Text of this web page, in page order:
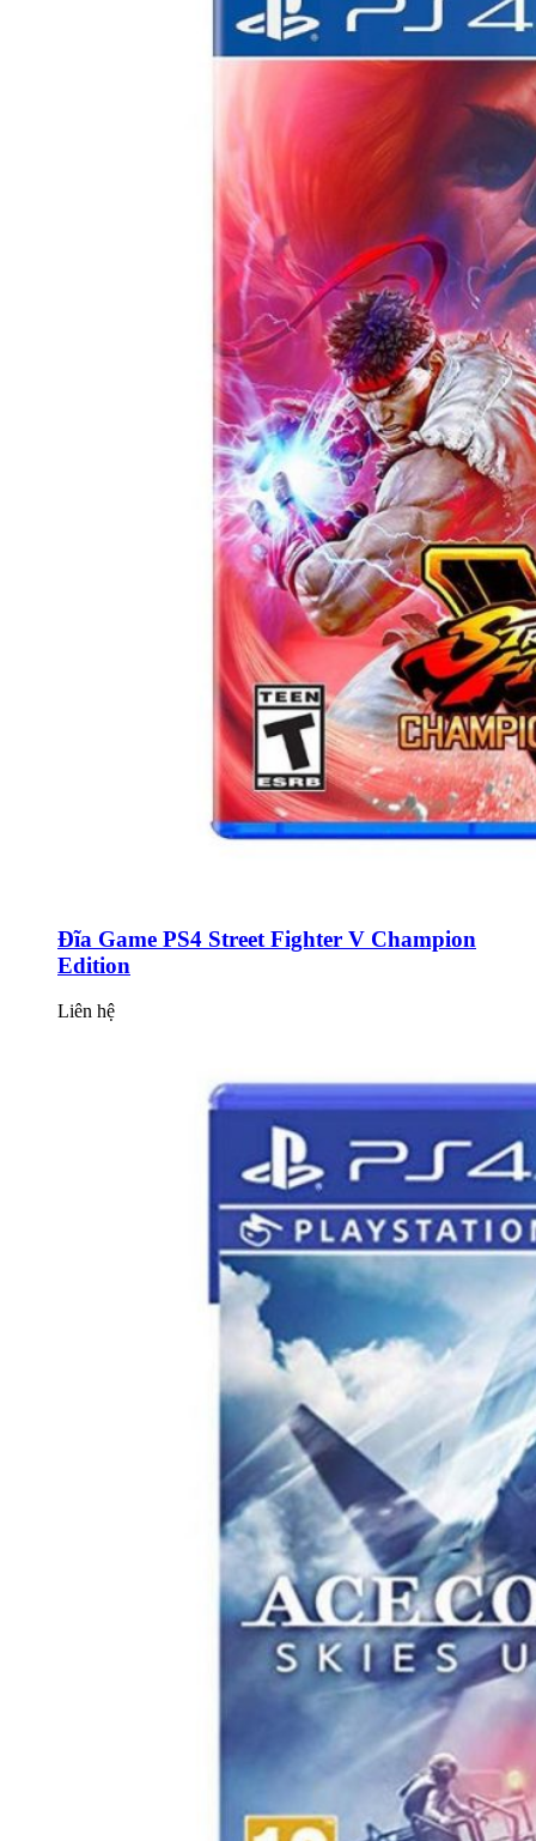
Đĩa Game PS4 Street Fighter V Champion
Edition
Liên hệ